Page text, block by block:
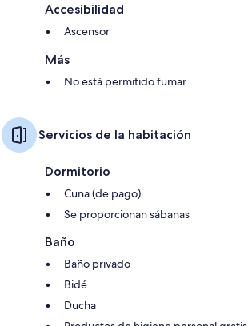
Accesibilidad
Ascensor
Más
No está permitido fumar
Servicios de la habitación
Dormitorio
Cuna (de pago)
Se proporcionan sábanas
Baño
Baño privado
Bidé
Ducha